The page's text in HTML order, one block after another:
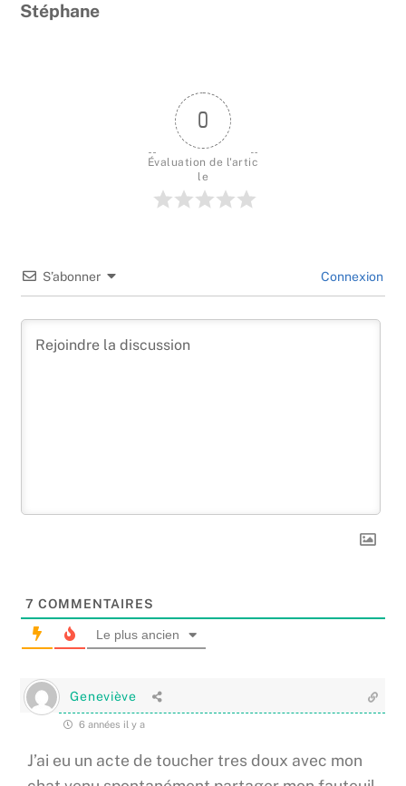
Stéphane
0
Évaluation de l'artic
le
S’abonner Connexion
7 COMMENTAIRES
Le plus ancien
Geneviève
6 années il y a
J’ai eu un acte de toucher tres doux avec mon